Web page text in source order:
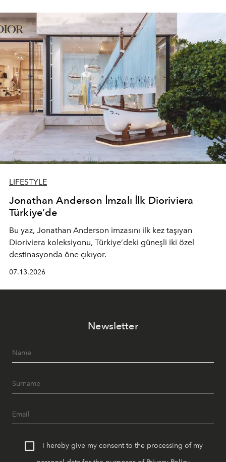
devam ediyor.
LIFESTYLE
Jonathan Anderson İmzalı İlk Dioriviera
Türkiye’de
Bu yaz, Jonathan Anderson imzasını ilk kez taşıyan
Dioriviera koleksiyonu, Türkiye’deki güneşli iki özel
destinasyonda öne çıkıyor.
07.13.2026
Newsletter
I hereby give my consent to the processing of my